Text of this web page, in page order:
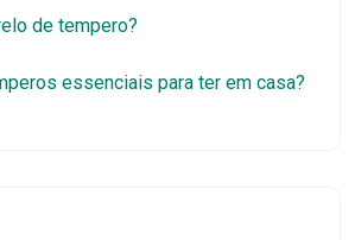
de tempero?
essenciais para ter em casa?